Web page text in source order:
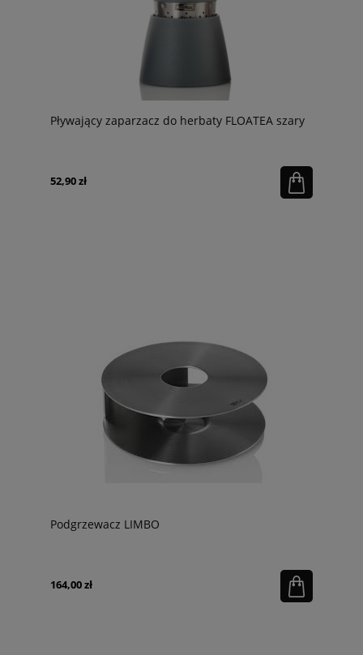
Pływający zaparzacz do herbaty FLOATEA szary
52,90 zł
Podgrzewacz LIMBO
164,00 zł